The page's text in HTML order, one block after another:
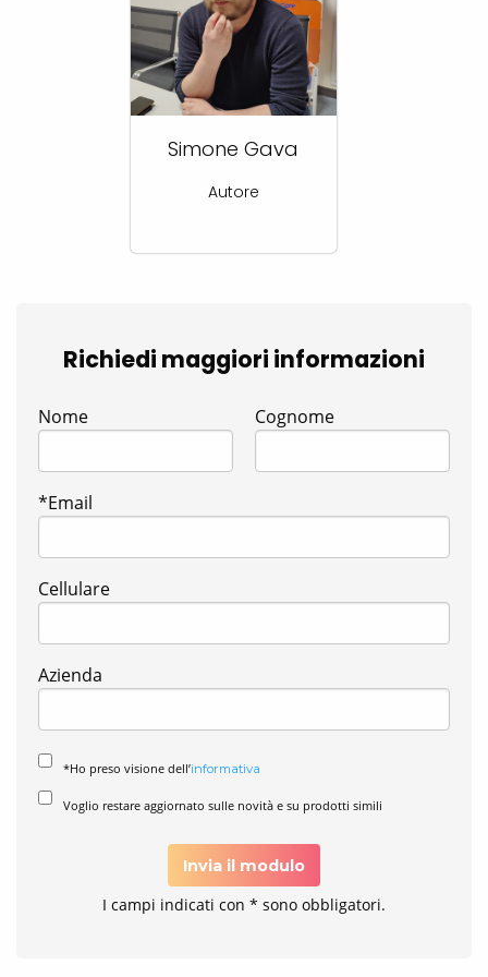
Simone Gava
Autore
Richiedi maggiori informazioni
Nome Cognome
*Email
Cellulare
Azienda
*Ho preso visione dell’informativa
Voglio restare aggiornato sulle novità e su prodotti simili
Invia il modulo
I campi indicati con * sono obbligatori.